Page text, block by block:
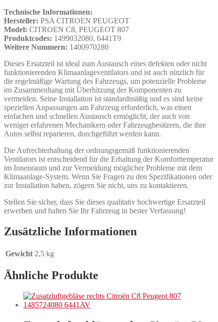
Technische Informationen:
Hersteller: PSA CITROEN PEUGEOT
Model: CITROEN C8, PEUGEOT 807
Produktcodes: 1499032080, 6441T9
Weitere Nummern: 1400970280
Dieses Ersatzteil ist ideal zum Austausch eines defekten oder nicht
funktionierenden Klimaanlageventilators und ist auch nützlich für
die regelmäßige Wartung des Fahrzeugs, um potenzielle Probleme
im Zusammenhang mit Überhitzung der Komponenten zu
vermeiden. Seine Installation ist standardmäßig und es sind keine
speziellen Anpassungen am Fahrzeug erforderlich, was einen
einfachen und schnellen Austausch ermöglicht, der auch von
weniger erfahrenen Mechanikern oder Fahrzeugbesitzern, die ihre
Autos selbst reparieren, durchgeführt werden kann.
Die Aufrechterhaltung der ordnungsgemäß funktionierenden
Ventilators ist entscheidend für die Erhaltung der Komforttemperatur
im Innenraum und zur Vermeidung möglicher Probleme mit dem
Klimaanlage-System. Wenn Sie Fragen zu den Spezifikationen oder
zur Installation haben, zögern Sie nicht, uns zu kontaktieren.
Stellen Sie sicher, dass Sie dieses qualitativ hochwertige Ersatzteil
erwerben und halten Sie Ihr Fahrzeug in bester Verfassung!
Zusätzliche Informationen
Gewicht 2,5 kg
Ähnliche Produkte